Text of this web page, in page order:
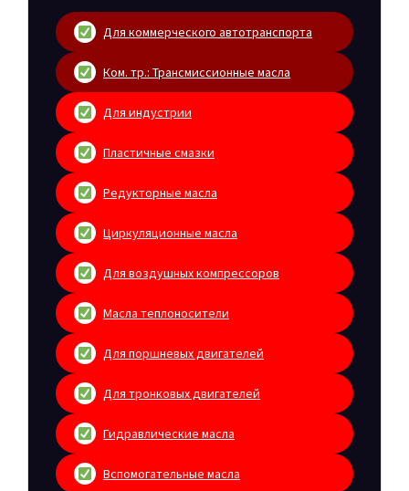
Для коммерческого автотранспорта
Ком. тр.: Трансмиссионные масла
Для индустрии
Пластичные смазки
Редукторные масла
Циркуляционные масла
Для воздушных компрессоров
Масла теплоносители
Для поршневых двигателей
Для тронковых двигателей
Гидравлические масла
Вспомогательные масла